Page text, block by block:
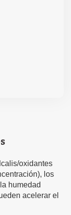
oxidantes
los
humedad
acelerar el